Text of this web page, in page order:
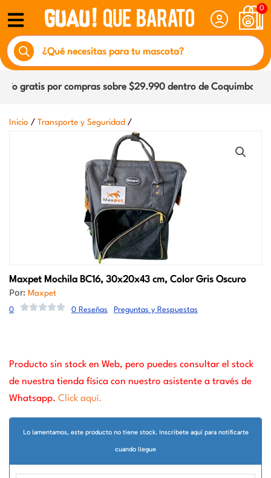
contenido
0
Búsqueda
de
productos
gratis por compras sobre $29.990 dentro de Coquimbo y La
Inicio / Transporte y Seguridad /
Maxpet Mochila BC16, 30x20x43 cm, Color Gris Oscuro
Por: Maxpet
0 0 Reseñas Preguntas y Respuestas
Producto sin stock en Web, pero puedes consultar el stock
de nuestra tienda física con nuestro asistente a través de
Whatsapp. Click aquí.
Lo lamentamos, este producto no tiene stock. Inscribete aquí para notificarte
cuando llegue